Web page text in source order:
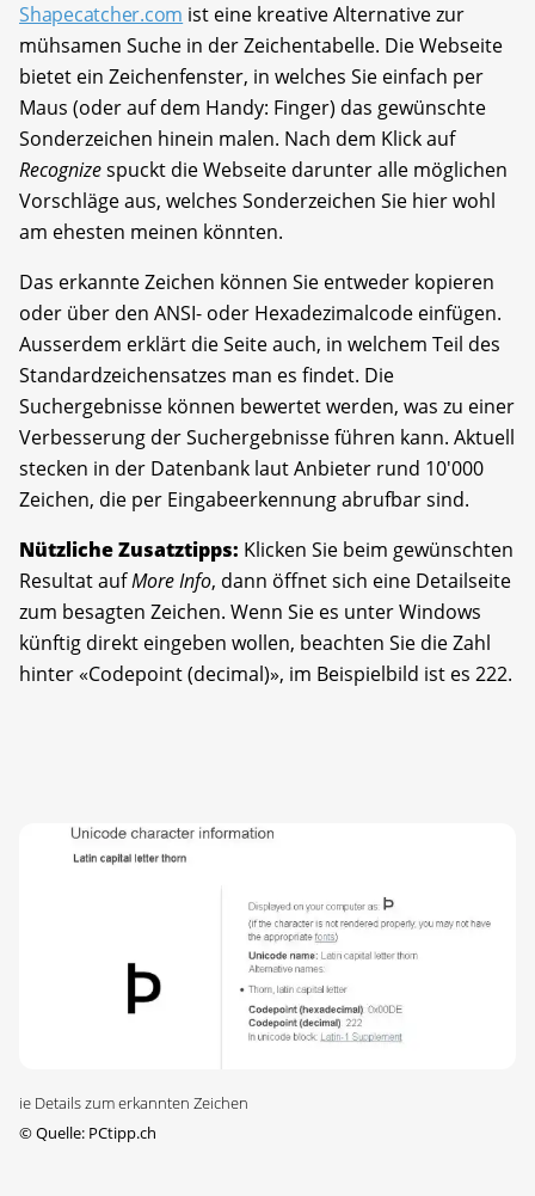
Shapecatcher.com ist eine kreative Alternative zur
mühsamen Suche in der Zeichentabelle. Die Webseite
bietet ein Zeichenfenster, in welches Sie einfach per
Maus (oder auf dem Handy: Finger) das gewünschte
Sonderzeichen hinein malen. Nach dem Klick auf
Recognizespuckt die Webseite darunter alle möglichen
Vorschläge aus, welches Sonderzeichen Sie hier wohl
am ehesten meinen könnten.
Das erkannte Zeichen können Sie entweder kopieren
oder über den ANSI- oder Hexadezimalcode einfügen.
Ausserdem erklärt die Seite auch, in welchem Teil des
Standardzeichensatzes man es findet. Die
Suchergebnisse können bewertet werden, was zu einer
Verbesserung der Suchergebnisse führen kann. Aktuell
stecken in der Datenbank laut Anbieter rund 10'000
Zeichen, die per Eingabeerkennung abrufbar sind.
Nützliche Zusatztipps: Klicken Sie beim gewünschten
Resultat aufMore Info, dann öffnet sich eine Detailseite
zum besagten Zeichen. Wenn Sie es unter Windows
künftig direkt eingeben wollen, beachten Sie die Zahl
hinter «Codepoint (decimal)», im Beispielbild ist es 222.
ie Details zum erkannten Zeichen
©Quelle: PCtipp.ch